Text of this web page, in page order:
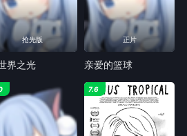
抢先版
界之光
正片
亲爱的篮球
7.6